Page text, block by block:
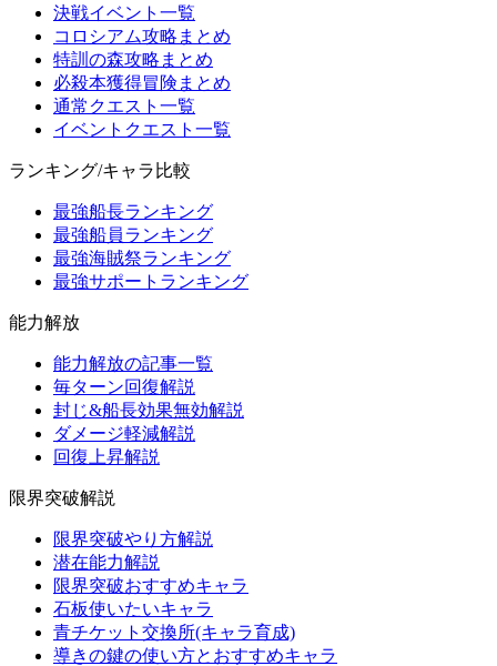
決戦イベント一覧
コロシアム攻略まとめ
特訓の森攻略まとめ
必殺本獲得冒険まとめ
通常クエスト一覧
イベントクエスト一覧
ランキング/キャラ比較
最強船長ランキング
最強船員ランキング
最強海賊祭ランキング
最強サポートランキング
能力解放
能力解放の記事一覧
毎ターン回復解説
封じ&船長効果無効解説
ダメージ軽減解説
回復上昇解説
限界突破解説
限界突破やり方解説
潜在能力解説
限界突破おすすめキャラ
石板使いたいキャラ
青チケット交換所(キャラ育成)
導きの鍵の使い方とおすすめキャラ